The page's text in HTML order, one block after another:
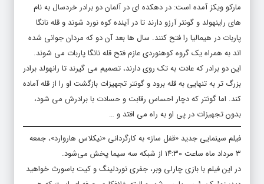
مارکو ویکز آمده است: در دهکده ای در آلمان دو برادر خردسال به نام
های راینهولد و گونتر آرزو دارند تا در آینده کوه نورد شوند و قله نانگا
پاربات در هیمالیا را فتح کنند. سال ها بعد آن دو که مردان جوانی شده
اند به همراه یک گروه کوهنوردی عازم فتح قله نانگا پاربات می شوند.
این دو برادر که عادت به تک روی دارند، تصمیم می گیرند تا رانهولد برادر
بزرگ تر به تنهایی به قله برود و گونتر تجهیزات بازگشت او را از قله آماده
کند. اما گونتر که دچار احساس رقابت و حسادت با برادرش می شود،
بدون تجهیزات در پی او به راه می افتد و …
فیلم سینمایی جدید «قفل ساز» به کارگردانی «نیکلاس هاروارد»، جمعه
۳ مرداد ماه ساعت ۱۴:۳۰ از شبکه سه سیما پخش می‌شود.
در این فیلم با بازی چارلی وبر، جفری نوردلینگ و کیت باسورث خواهید